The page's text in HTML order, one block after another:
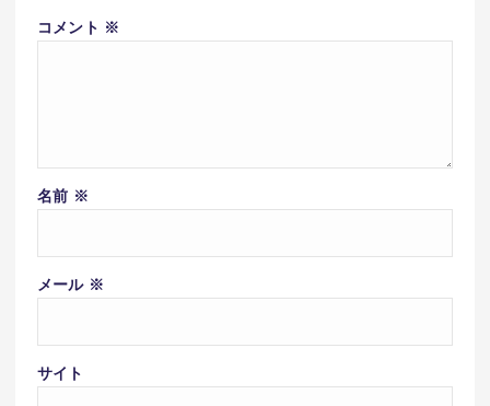
コメント ※
名前 ※
メール ※
サイト